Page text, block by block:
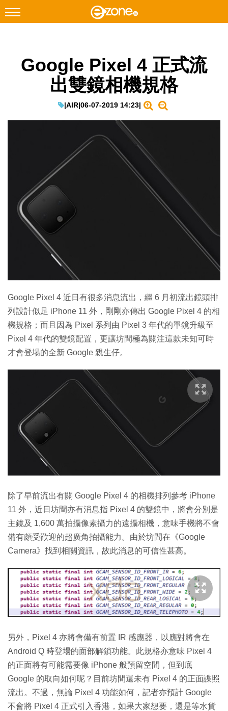
Facebook Instagram
遊戲動漫
生成式AI與雲端應用
Enterprise Digital Transformation
Google Pixel 4 正式流
出雙鏡相機規格
|AIR|06-07-2019 14:23|
Google Pixel 4 近日有很多消息流出，繼 6 月初流出鏡頭排
列設計似足 iPhone 11 外，剛剛亦傳出 Google Pixel 4 的相
機規格；而且因為 Pixel 系列由 Pixel 3 年代的單鏡升級至
Pixel 4 年代的雙鏡配置，更讓坊間極為關注這款未知可時
才會登場的全新 Google 親生仔。
除了早前流出有關 Google Pixel 4 的相機排列參考 iPhone
11 外，近日坊間亦有消息指 Pixel 4 的雙鏡中，將會分別是
主鏡及 1,600 萬拍攝像素攝力的遠攝相機，意味手機將不會
備有頗受歡迎的超廣角拍攝能力。由於坊間在《Google
Camera》找到相關資訊，故此消息的可信性甚高。
另外，Pixel 4 亦將會備有前置 IR 感應器，以應對將會在
Android Q 時登場的面部解鎖功能。此規格亦意味 Pixel 4
的正面將有可能需要像 iPhone 般預留空間，但到底
Google 的取向如何呢？目前坊間還未有 Pixel 4 的正面諜照
流出。不過，無論 Pixel 4 功能如何，記者亦預計 Google
不會將 Pixel 4 正式引入香港，如果大家想要，還是等水貨